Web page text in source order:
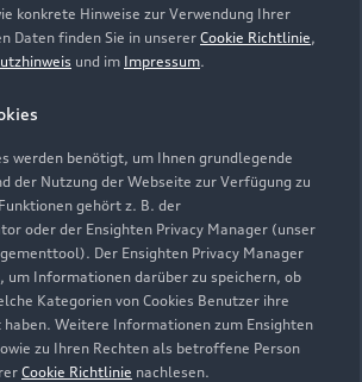
konkrete Hinweise zur Verwendung Ihrer
Daten finden Sie in unserer Cookie Richtlinie,
und im Impressum.
werden benötigt, um Ihnen grundlegende
der Nutzung der Webseite zur Verfügung zu
gehört z. B. der
oder der Ensighten Privacy Manager (unser
Der Ensighten Privacy Manager
um Informationen darüber zu speichern, ob
Kategorien von Cookies Benutzer ihre
Weitere Informationen zum Ensighten
zu Ihren Rechten als betroffene Person
Cookie Richtlinie nachlesen.
Set
zur intensiven Reinigung und
und Kunstleder.
World